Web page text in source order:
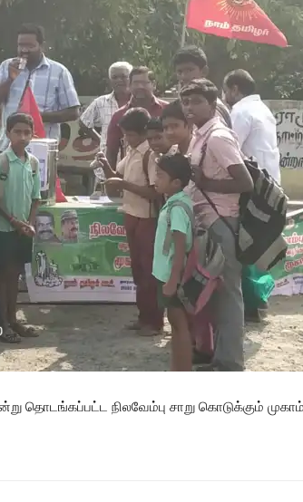
தொடங்கப்பட்ட நிலவேம்பு சாறு கொடுக்கும்